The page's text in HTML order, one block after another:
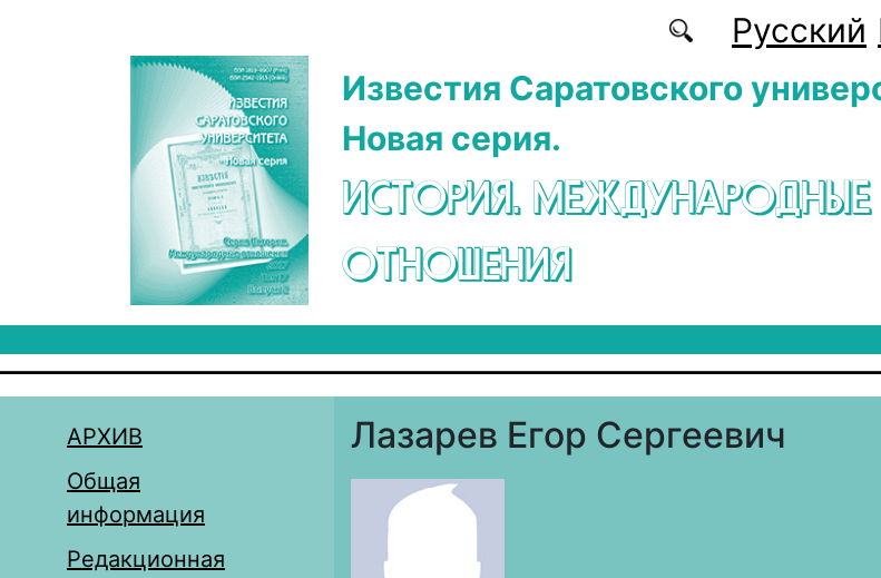
Русский
Известия Саратовского
Новая серия.
ИСТОРИЯ. МЕЖДУНАРОДНЫЕ
ОТНОШЕНИЯ
АРХИВ
Общая
информация
Редакционная
Лазарев Егор Сергеевич